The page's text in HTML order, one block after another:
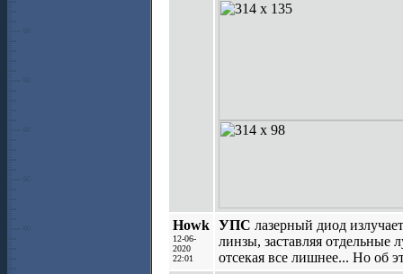
Howk
12-06-
2020
22:01
УПС лазерный диод
линзы, заставляя
отсекая все лишнее... Но об